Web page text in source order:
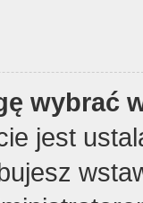
wybrać
jest